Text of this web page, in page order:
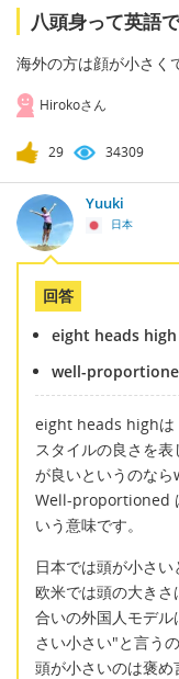
八頭身って英語
海外の方は顔が小さく
Hirokoさん
29 34309
Yuuki
日本
回答
eight heads high
well-
eight heads highは
スタイルの良さを
が良いというのな
Well-proportioned
いう意味です。
日本では頭が小さい
欧米では頭の大きさ
合いの外国人モデ
さい小さい"と言う
頭が小さいのは褒